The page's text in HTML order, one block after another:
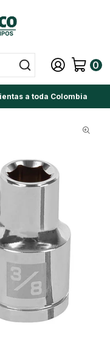
0
a toda Colombia